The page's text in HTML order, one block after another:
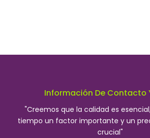
Información De Contacto
"Creemos que la calidad es
tiempo un factor importante y un
crucial"